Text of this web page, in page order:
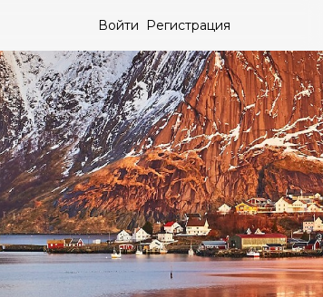
Войти Регистрация